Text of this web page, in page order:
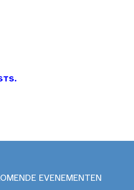
EVENEMENTEN